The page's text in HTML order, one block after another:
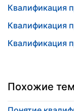
Квалификация
Квалификация
Квалификация
Похожие